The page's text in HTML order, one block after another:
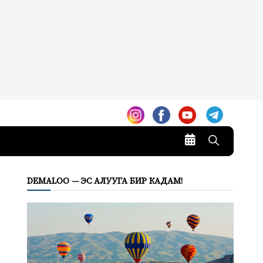
DEMALOO — ЭС АЛУУГА БИР КАДАМ!